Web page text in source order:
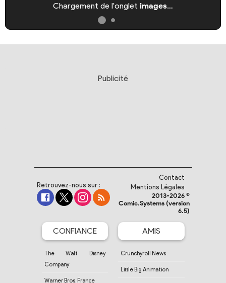
Chargement de l'onglet images…
Publicité
Retrouvez-nous sur :
Contact
Mentions Légales
2013-2026 ©
Comic.Systems (version
6.5)
CONFIANCE
The Walt Disney
Company
Warner Bros. France
AMIS
Crunchyroll News
Little Big Animation